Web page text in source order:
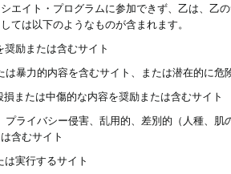
エイト・プログラムに参加できず、乙は、乙
ては以下のようなものが含まれます。
励または含むサイト
は暴力的内容を含むサイト、または潜在的に
または中傷的な内容を奨励または含むサイト
プライバシー侵害、乱用的、差別的（人種、
含むサイト
は実行するサイト